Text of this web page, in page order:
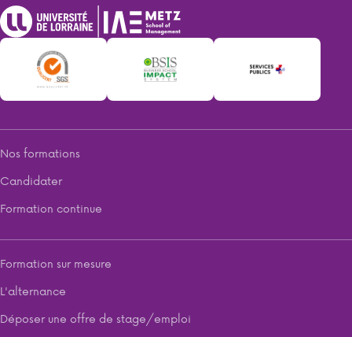
Nos formations
Candidater
Formation continue
Formation sur mesure
L'alternance
Déposer une offre de stage/emploi